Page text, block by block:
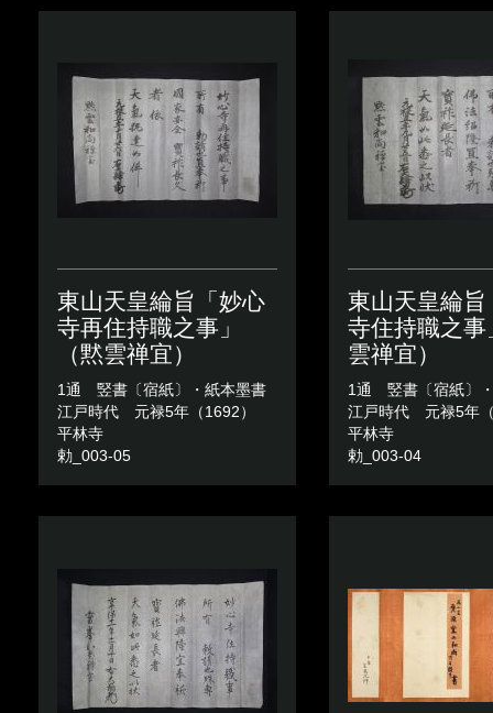
東山天皇綸旨「妙心
寺再住持職之事」
（黙雲禅宜）
1通 竪書〔宿紙〕・紙本墨書
江戸時代 元禄5年（1692）
平林寺
勅_003-05
東山天皇綸旨
寺住持職之事
雲禅宜）
1通 竪書〔宿紙〕
江戸時代 元禄5年
平林寺
勅_003-04